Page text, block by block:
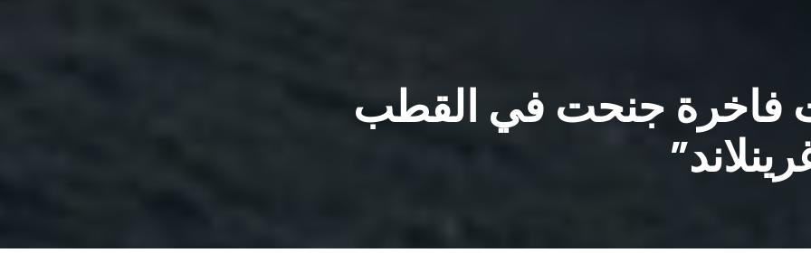
فاخرة جنحت في القطب